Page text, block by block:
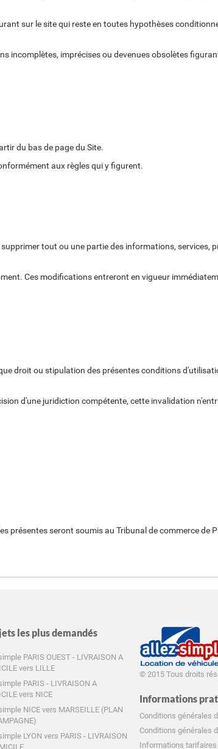
sur le site qui reste en toutes hypothèses
incomplètes, imprécises ou devenues obsolètes
du bas de page du Site.
aux règles qui y figurent.
tout ou une partie des informations, services,
Ces modifications entreront en vigueur
droit ou stipulation des présentes conditions
d'une juridiction compétente, cette invalidation
présentes seront soumis au Tribunal de commerce de
les plus demandés
PARIS OUEST - LIVRAISON A
vers LILLE
PARIS - LIVRAISON A
vers NICE
NICE vers MARSEILLE (PLAN
LYON vers PARIS - LIVRAISON
© 2015 Tous droits
Informations
Conditions générales
Conditions générales
Informations